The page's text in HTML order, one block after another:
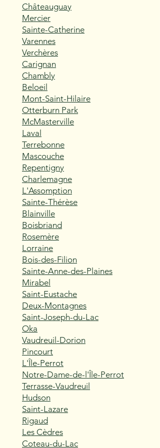
Châteauguay
Mercier
Sainte-Catherine
Varennes
Verchères
Carignan
Chambly
Beloeil
Mont-Saint-Hilaire
Otterburn Park
McMasterville
Laval
Terrebonne
Mascouche
Repentigny
Charlemagne
L'Assomption
Sainte-Thérèse
Blainville
Boisbriand
Rosemère
Lorraine
Bois-des-Filion
Sainte-Anne-des-Plaines
Mirabel
Saint-Eustache
Deux-Montagnes
Saint-Joseph-du-Lac
Oka
Vaudreuil-Dorion
Pincourt
L'Île-Perrot
Notre-Dame-de-l'Île-Perrot
Terrasse-Vaudreuil
Hudson
Saint-Lazare
Rigaud
Les Cèdres
Coteau-du-Lac